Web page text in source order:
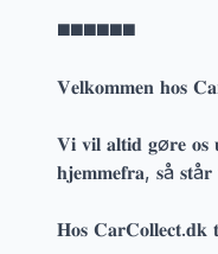
◼️◼️◼️◼️◼️◼️
𝐕𝐞𝐥𝐤𝐨𝐦𝐦𝐞𝐧 𝐡𝐨𝐬
𝐕𝐢 𝐯𝐢𝐥 𝐚𝐥𝐭𝐢𝐝 𝐠ø𝐫𝐞
𝐡𝐣𝐞𝐦𝐦𝐞𝐟𝐫𝐚, 𝐬å 𝐬𝐭å𝐫
𝐇𝐨𝐬 𝐂𝐚𝐫𝐂𝐨𝐥𝐥𝐞𝐜𝐭.𝐝𝐤